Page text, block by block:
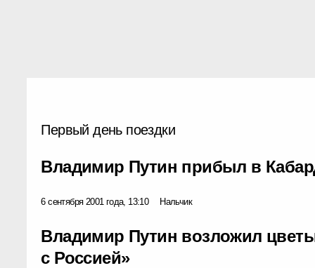
Первый день поездки
Владимир Путин прибыл в
6 сентября 2001 года, 13:10 Нальчик
Владимир Путин возложил
с Россией»